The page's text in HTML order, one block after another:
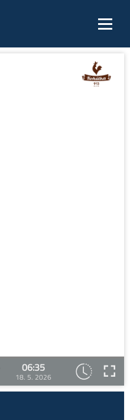
06:35
18. 5. 2026